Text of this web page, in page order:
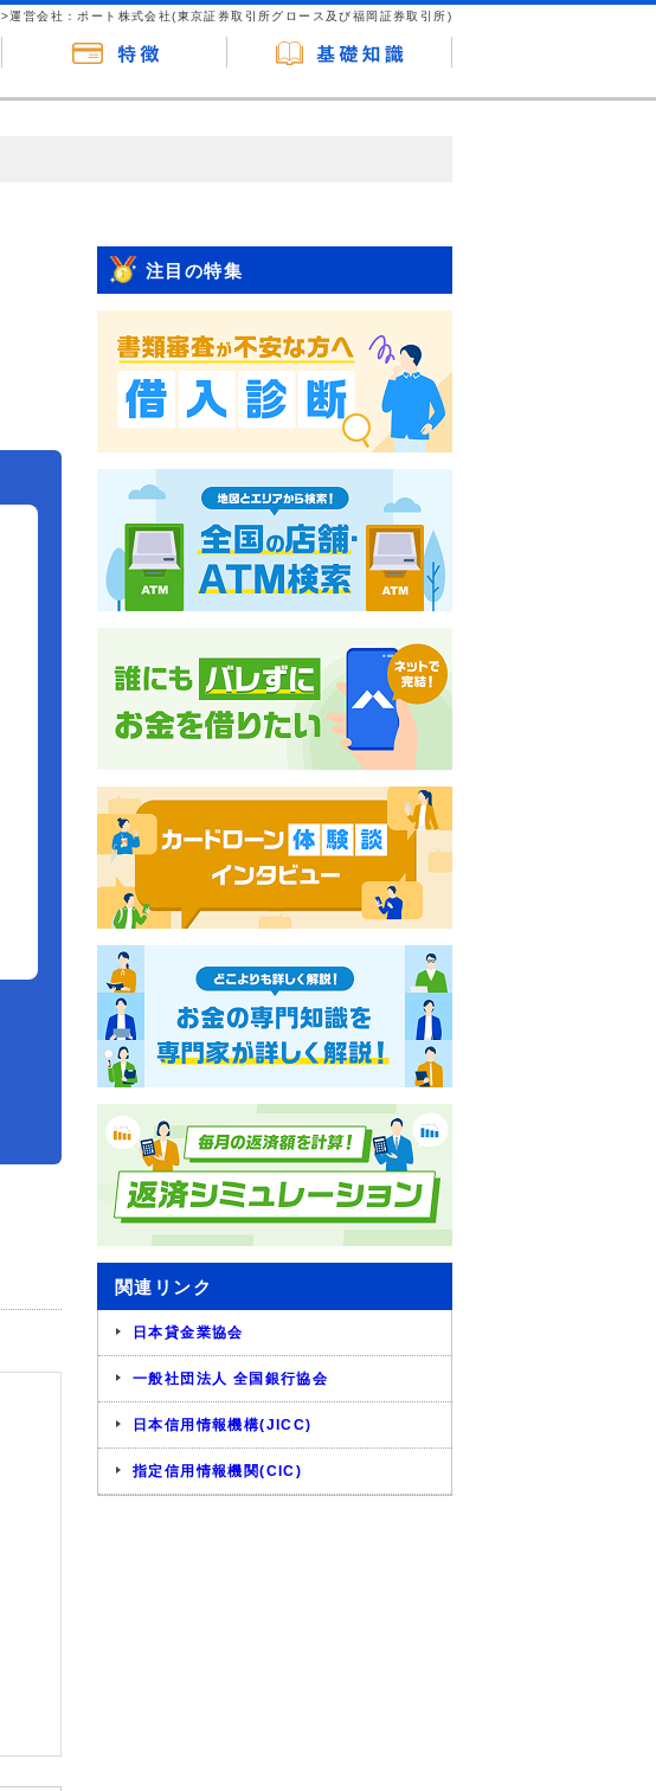
>運営会社：ポート株式会社(東京証券取引所グロース及び福岡証券取引所)
注目の特集
関連リンク
日本貸金業協会
一般社団法人 全国銀行協会
日本信用情報機構(JICC)
指定信用情報機関(CIC)